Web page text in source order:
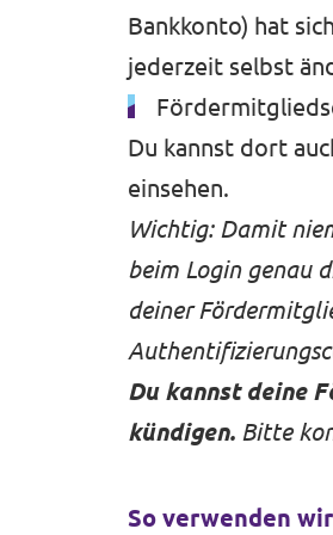
Bankkonto) hat
jederzeit selbst
Du kannst dort
einsehen.
Wichtig: Damit
beim Login genau
deiner
Du kannst deine
kündigen. Bitte
So verwenden